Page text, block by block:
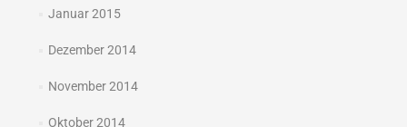
Januar 2015
Dezember 2014
November 2014
Oktober 2014